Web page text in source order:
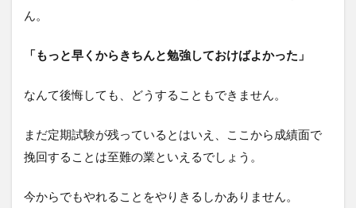
ん。
「もっと早くからきちんと勉強しておけばよかった」
なんて後悔しても、どうすることもできません。
まだ定期試験が残っているとはいえ、ここから成績面で
挽回することは至難の業といえるでしょう。
今からでもやれることをやりきるしかありません。